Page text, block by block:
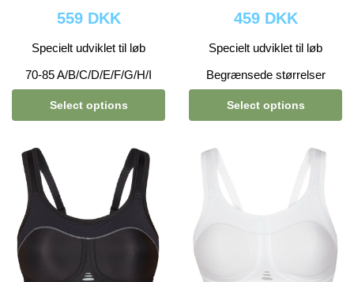
559 DKK
Specielt udviklet til løb
70-85 A/B/C/D/E/F/G/H/I
Select options
459 DKK
Specielt udviklet til løb
Begrænsede størrelser
Select options